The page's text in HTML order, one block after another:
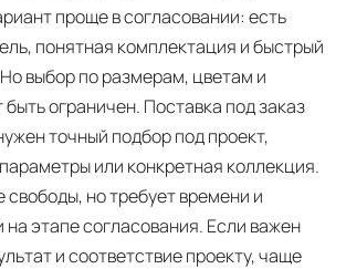
проще в согласовании: есть
понятная комплектация и быстрый
Но выбор по размерам, цветам и
ограничен. Поставка под заказ
точный подбор под проект,
или конкретная коллекция.
но требует времени и
на этапе согласования. Если важен
и соответствие проекту, чаще